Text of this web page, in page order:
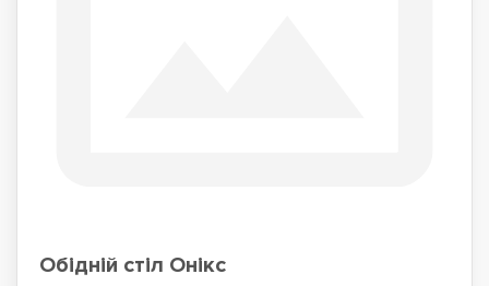
Обідній стіл Онікс